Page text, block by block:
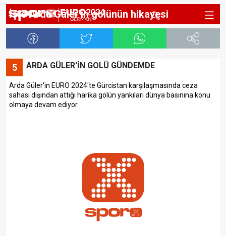
İşte Arda Güler'in golünün hikayesi
5 ARDA GÜLER'İN GOLÜ GÜNDEMDE
Arda Güler'in EURO 2024'te Gürcistan karşılaşmasında ceza
sahası dışından attığı harika golün yankıları dünya basınına konu
olmaya devam ediyor.